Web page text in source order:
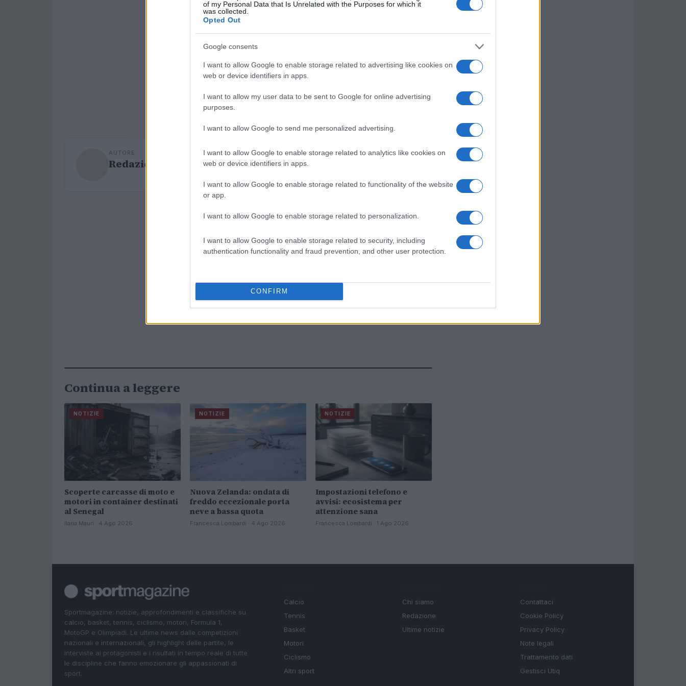
of my Personal Data that Is Unrelated with the Purposes for which it
was collected.
Opted Out
Google consents
I want to allow Google to enable storage related to advertising like cookies on
web or device identifiers in apps.
I want to allow my user data to be sent to Google for online advertising
purposes.
I want to allow Google to send me personalized advertising.
I want to allow Google to enable storage related to analytics like cookies on
web or device identifiers in apps.
I want to allow Google to enable storage related to functionality of the website
or app.
I want to allow Google to enable storage related to personalization.
I want to allow Google to enable storage related to security, including
authentication functionality and fraud prevention, and other user protection.
CONFIRM
AUTORE
Redazione Sport Magazine
Continua a leggere
NOTIZIE
Scoperte carcasse di moto e
motori in container destinati
al Senegal
Ilaria Mauri · 4 Ago 2026
NOTIZIE
Nuova Zelanda: ondata di
freddo eccezionale porta
neve a bassa quota
Francesca Lombardi · 4 Ago 2026
NOTIZIE
Impostazioni telefono e
avvisi: ecosistema per
attenzione sana
Francesca Lombardi · 1 Ago 2026
Sportmagazine: notizie, approfondimenti e classifiche su
calcio, basket, tennis, ciclismo, motori, Formula 1,
MotoGP e Olimpiadi. Le ultime news dalle competizioni
nazionali e internazionali, gli highlight delle partite, le
interviste ai protagonisti e i risultati in tempo reale di tutte
le discipline che fanno emozionare gli appassionati di
sport.
Calcio
Tennis
Basket
Motori
Ciclismo
Altri sport
Chi siamo
Redazione
Ultime notizie
Contattaci
Cookie Policy
Privacy Policy
Note legali
Trattamento dati
Gestisci Utiq